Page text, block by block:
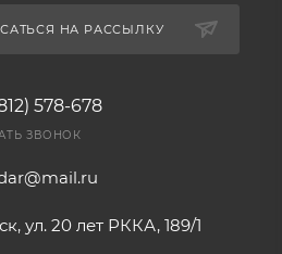
НА РАССЫЛКУ
578-678
ЗВОНОК
ул. 20 лет РККА, 189/1